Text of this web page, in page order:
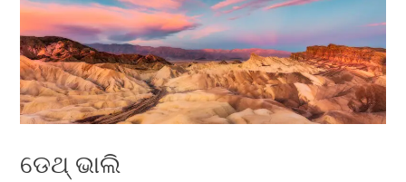
ଡେଥ୍ ଭାଲି